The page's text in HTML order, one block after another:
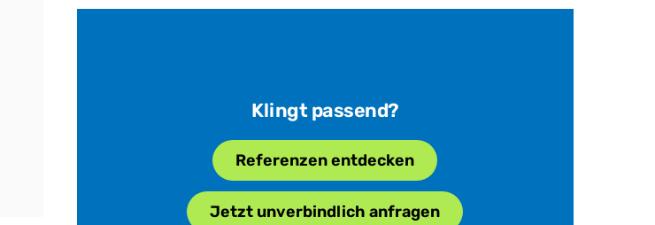
Klingt passend?
Referenzen entdecken
Jetzt unverbindlich anfragen